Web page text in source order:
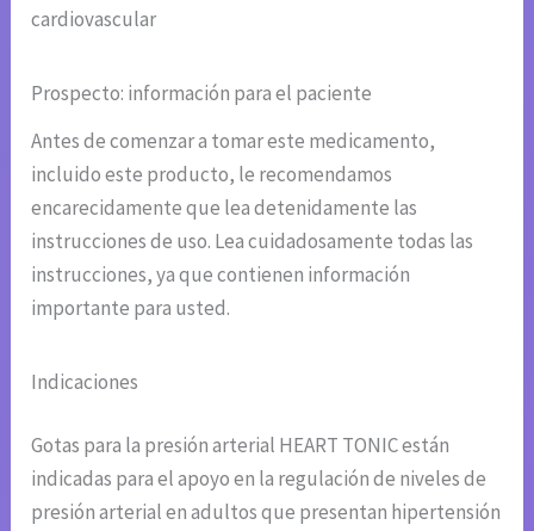
cardiovascular
Prospecto: información para el paciente
Antes de comenzar a tomar este medicamento,
incluido este producto, le recomendamos
encarecidamente que lea detenidamente las
instrucciones de uso. Lea cuidadosamente todas las
instrucciones, ya que contienen información
importante para usted.
Indicaciones
Gotas para la presión arterial HEART TONIC están
indicadas para el apoyo en la regulación de niveles de
presión arterial en adultos que presentan hipertensión